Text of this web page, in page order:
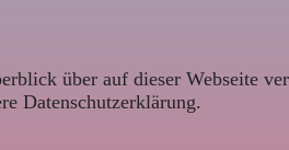
über auf dieser Webseite
Datenschutzerklärung.